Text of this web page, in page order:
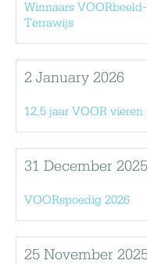
Winnaars
Terrawijs
2 January 2026
12,5 jaar VOOR
31 December 2025
VOORspoedig 2026
25 November